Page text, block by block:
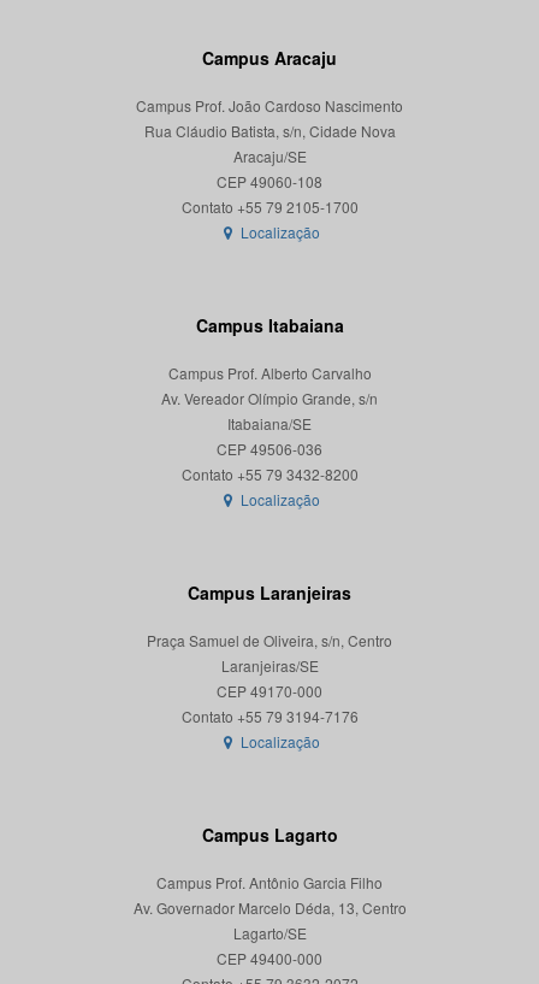
Campus Aracaju
Campus Prof. João Cardoso Nascimento
Rua Cláudio Batista, s/n, Cidade Nova
Aracaju/SE
CEP 49060-108
Localização
Campus Itabaiana
Campus Prof. Alberto Carvalho
Av. Vereador Olímpio Grande, s/n
Itabaiana/SE
CEP 49506-036
Localização
Campus Laranjeiras
Praça Samuel de Oliveira, s/n, Centro
Laranjeiras/SE
CEP 49170-000
Localização
Campus Lagarto
Campus Prof. Antônio Garcia Filho
Av. Governador Marcelo Déda, 13, Centro
Lagarto/SE
CEP 49400-000